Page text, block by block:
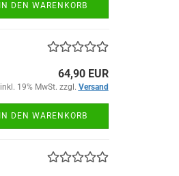
IN DEN WARENKORB
64,90 EUR
inkl. 19% MwSt. zzgl. Versand
IN DEN WARENKORB